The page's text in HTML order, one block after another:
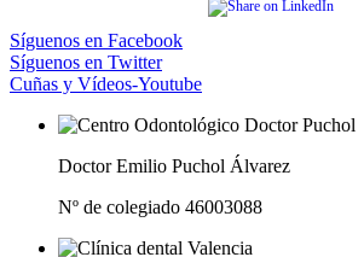
Síguenos en Facebook
Síguenos en Twitter
Cuñas y Vídeos-Youtube
Doctor Emilio Puchol Álvarez
Nº de colegiado 46003088